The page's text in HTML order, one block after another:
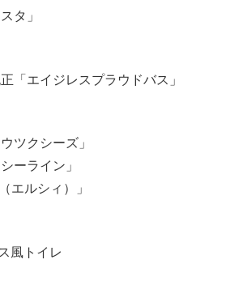
タ」
「エイジレスプラウドバス」
ツクシーズ」
ーライン」
エルシィ）」
風トイレ